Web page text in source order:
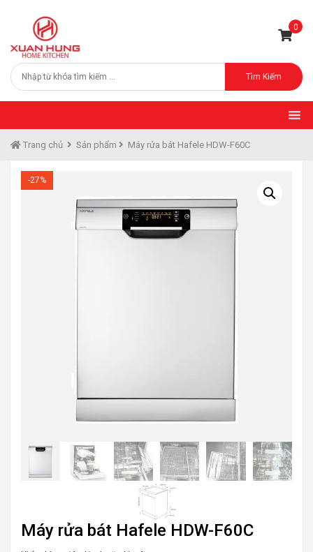
0
Tìm Kiếm
Trang chủ Sản phẩm Máy rửa bát Hafele HDW-F60C
-27%
Máy rửa bát Hafele HDW-F60C